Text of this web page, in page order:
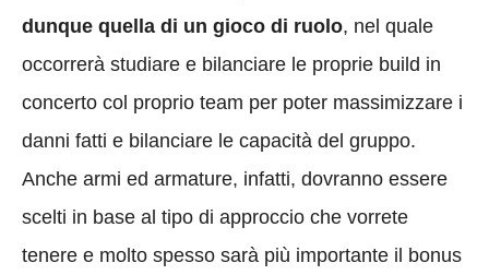
dunque quella di un gioco di ruolo, nel quale
occorrerà studiare e bilanciare le proprie build in
concerto col proprio team per poter massimizzare i
danni fatti e bilanciare le capacità del gruppo.
Anche armi ed armature, infatti, dovranno essere
scelti in base al tipo di approccio che vorrete
tenere e molto spesso sarà più importante il bonus